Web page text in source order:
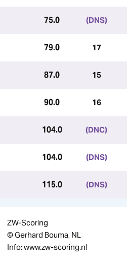
75.0 (DNS)
79.0 17
87.0 15
90.0 16
104.0 (DNC)
104.0 (DNS)
115.0 (DNS)
ZW-Scoring
© Gerhard Bouma, NL
Info: www.zw-scoring.nl